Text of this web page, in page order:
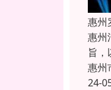
惠州
惠州
旨
惠州
24-